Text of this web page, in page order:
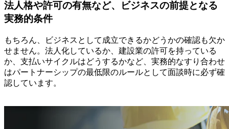
法人格や許可の有無など、ビジネスの前提となる
実務的条件
もちろん、ビジネスとして成立できるかどうかの確認も欠か
せません。法人化しているか、建設業の許可を持っている
か、支払いサイクルはどうするかなど、実務的なすり合わせ
はパートナーシップの最低限のルールとして面談時に必ず確
認しています。